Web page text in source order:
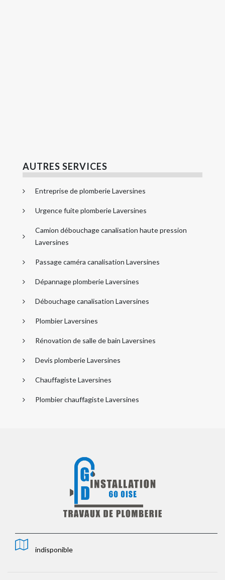
AUTRES SERVICES
Entreprise de plomberie Laversines
Urgence fuite plomberie Laversines
Camion débouchage canalisation haute pression
Laversines
Passage caméra canalisation Laversines
Dépannage plomberie Laversines
Débouchage canalisation Laversines
Plombier Laversines
Rénovation de salle de bain Laversines
Devis plomberie Laversines
Chauffagiste Laversines
Plombier chauffagiste Laversines
indisponible